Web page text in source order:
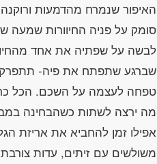
האיפור שנמרח מהדמעות
סומק על פניה החיוורות שמעה
לבשה על שפתיה את אחד
שברגע שתפתח את פיה- תתפרק
טפחה לעצמה על השכם. הכל
מה ירצה לשתות כשהבחינה
אפילו זמן להחביא את אריזת